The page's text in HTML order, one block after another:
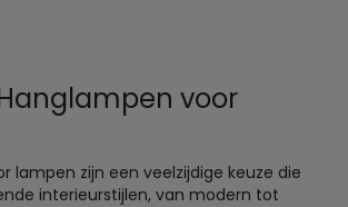
voor
lampen zijn een veelzijdige keuze die
interieurstijlen, van modern tot